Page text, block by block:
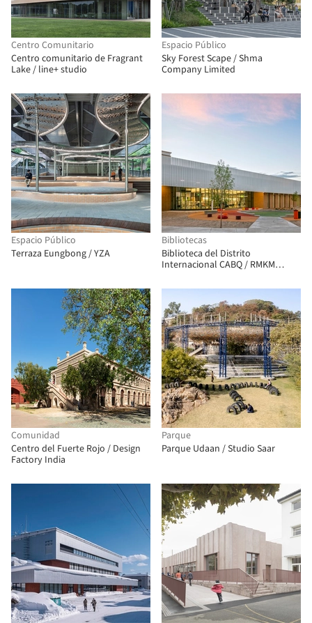
Centro Comunitario
Centro comunitario de Fragrant
Lake / line+ studio
Espacio Público
Sky Forest Scape / Shma
Company Limited
Espacio Público
Terraza Eungbong / YZA
Bibliotecas
Biblioteca del Distrito
Internacional CABQ / RMKM
Comunidad
Centro del Fuerte Rojo / Design
Factory India
Parque
Parque Udaan / Studio Saar